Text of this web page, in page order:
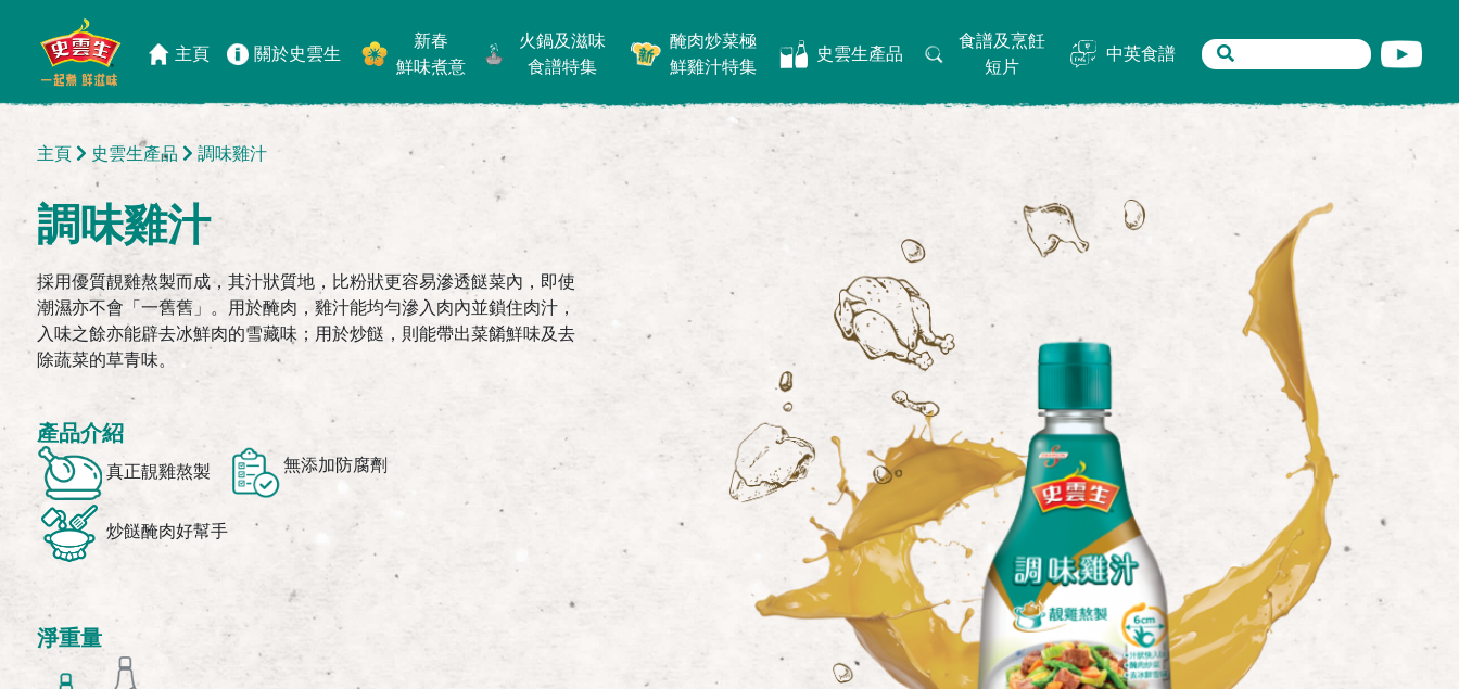
主頁 關於史雲生
新春
鮮味煮意
火鍋及滋味
食譜特集
醃肉炒菜極
鮮雞汁特集
史雲生產品
食譜及烹飪
短片
中英食譜
主頁 史雲生產品 調味雞汁
調味雞汁
採用優質靚雞熬製而成，其汁狀質地，比粉狀更容易滲透餸菜內，即使
潮濕亦不會「一舊舊」。用於醃肉，雞汁能均勻滲入肉內並鎖住肉汁，
入味之餘亦能辟去冰鮮肉的雪藏味；用於炒餸，則能帶出菜餚鮮味及去
除蔬菜的草青味。
產品介紹
真正靚雞熬製
炒餸醃肉好幫手
無添加防腐劑
淨重量